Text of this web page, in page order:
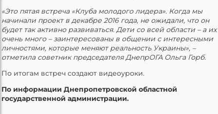
«Это пятая встреча «Клуба молодого лидера». Когда мы
начинали проект в декабре 2016 года, не ожидали, что он
будет так активно развиваться. Дети со всей области – а их
очень много – заинтересованы в общении с интересными
личностями, которые меняют реальность Украины», –
отметила советник председателя ДнепрОГА Ольга Горб.
По итогам встреч создают видеоуроки.
По информации Днепропетровской областной
государственной администрации.